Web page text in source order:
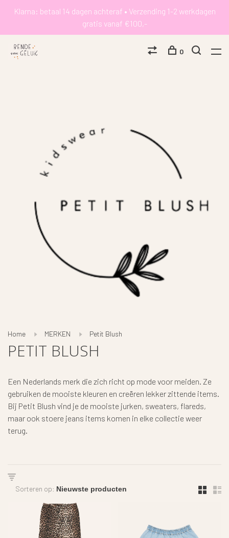
Klarna: betaal 14 dagen achteraf • Verzending 1-2 werkdagen
gratis vanaf €100,-
0
Home MERKEN Petit Blush
PETIT BLUSH
Een Nederlands merk die zich richt op mode voor meiden. Ze
gebruiken de mooiste kleuren en creëren lekker zittende items.
Bij Petit Blush vind je de mooiste jurken, sweaters, flareds,
maar ook stoere jeans items komen in elke collectie weer
terug.
Sorteren op: